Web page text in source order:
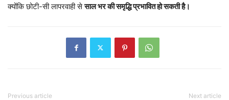
क्योंकि छोटी-सी लापरवाही सेसाल भर की समृद्धि प्रभावित हो सकती है।
Previous article Next article